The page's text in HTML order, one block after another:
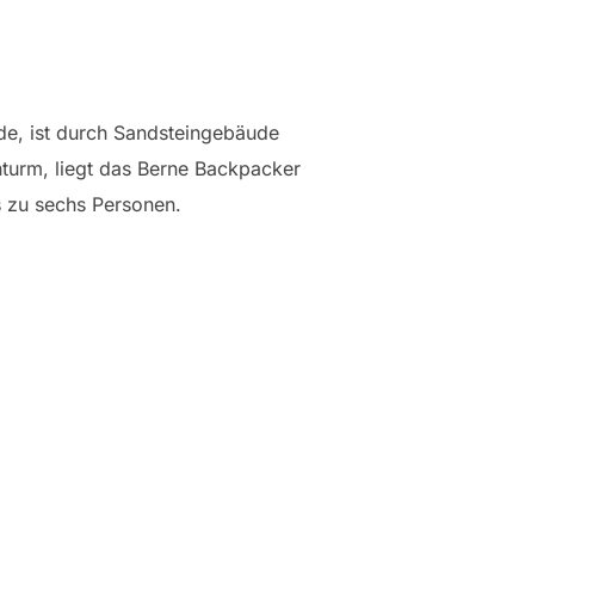
ist durch Sandsteingebäude
liegt das Berne Backpacker
sechs Personen.